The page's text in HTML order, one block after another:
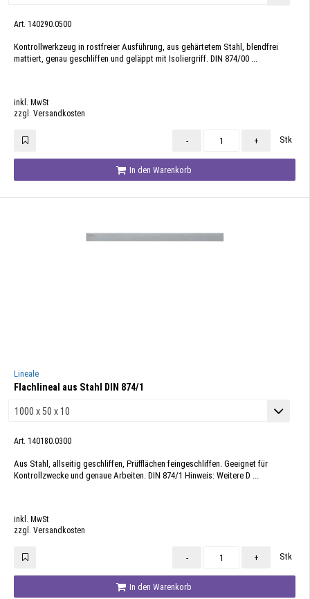
Art. 140290.0500
Kontrollwerkzeug in rostfreier Ausführung, aus gehärtetem Stahl, blendfrei
mattiert, genau geschliffen und geläppt mit Isoliergriff. DIN 874/00 ...
inkl. MwSt
zzgl. Versandkosten
- + Stk
In den Warenkorb
Lineale
Flachlineal aus Stahl DIN 874/1
Art. 140180.0300
Aus Stahl, allseitig geschliffen, Prüfflächen feingeschliffen. Geeignet für
Kontrollzwecke und genaue Arbeiten. DIN 874/1 Hinweis: Weitere D ...
inkl. MwSt
zzgl. Versandkosten
- + Stk
In den Warenkorb